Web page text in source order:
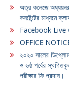
অত্র কলেজে অধ্যয়নরত
কনটেন্টের মাধ্যমে
Facebook Live
OFFICE
২০২০ সালের
ও ৬ষ্ঠ পর্বের
পরীক্ষার ফি প্রদান।